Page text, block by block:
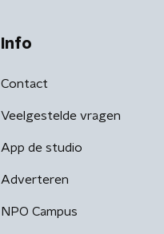
Info
Contact
Veelgestelde vragen
App de studio
Adverteren
NPO Campus